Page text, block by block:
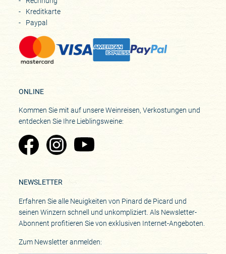
Kreditkarte
Paypal
ONLINE
Kommen Sie mit auf unsere Weinreisen, Verkostungen und
entdecken Sie Ihre Lieblingsweine:
Zu Pinard's Facebook-Seite
Zu Pinard's Instagram-Seite
Zu Pinard's YouTube-Seite
NEWSLETTER
Erfahren Sie alle Neuigkeiten von Pinard de Picard und
seinen Winzern schnell und unkompliziert. Als Newsletter-
Abonnent profitieren Sie von exklusiven Internet-Angeboten.
Zum Newsletter anmelden: